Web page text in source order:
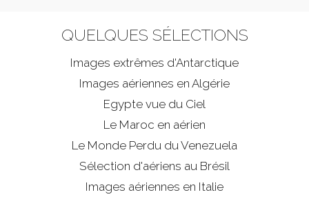
QUELQUES SÉLECTIONS
Images extrêmes d'Antarctique
Images aériennes en Algérie
Egypte vue du Ciel
Le Maroc en aérien
Le Monde Perdu du Venezuela
Sélection d'aériens au Brésil
Images aériennes en Italie